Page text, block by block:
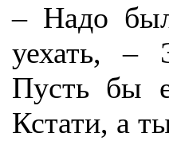
– Надо
уехать,
Пусть бы
Кстати, а